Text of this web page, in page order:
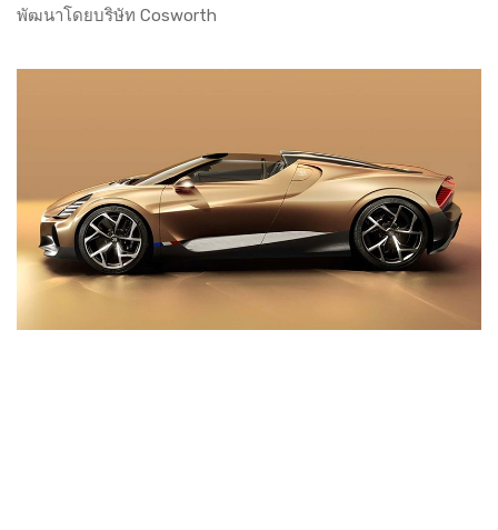
พัฒนาโดยบริษัท Cosworth